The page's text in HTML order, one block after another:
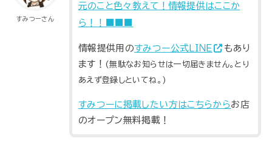
すみつーさん
元のこと色々教えて！情報提供はここか
ら！！■■■
情報提供用のすみつー公式ＬＩＮＥ
もあり
ます！ (無駄なお知らせは一切届きません。とり
あえず登録しといてね。)
すみつーに掲載したい方はこちらから お店
のオープン無料掲載！